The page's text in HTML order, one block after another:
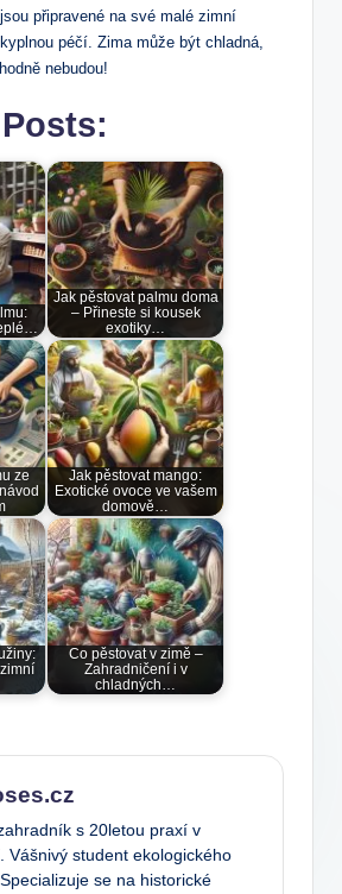
připravené ⁢na⁢ své malé⁤ zimní
péčí. Zima může být chladná,
nebudou!
Jak pěstovat palmu doma
– Přineste si kousek
exotiky…
ze
Jak pěstovat mango:
Exotické ovoce ve vašem
domově…
Co pěstovat v zimě –
Zahradničení i v
chladných…
s 20letou praxí v
Vášnivý student ekologického
se na historické